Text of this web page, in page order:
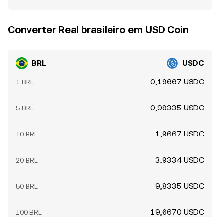
Converter Real brasileiro em USD Coin
BRL USDC
1 BRL 0,19667 USDC
5 BRL 0,98335 USDC
10 BRL 1,9667 USDC
20 BRL 3,9334 USDC
50 BRL 9,8335 USDC
100 BRL 19,6670 USDC